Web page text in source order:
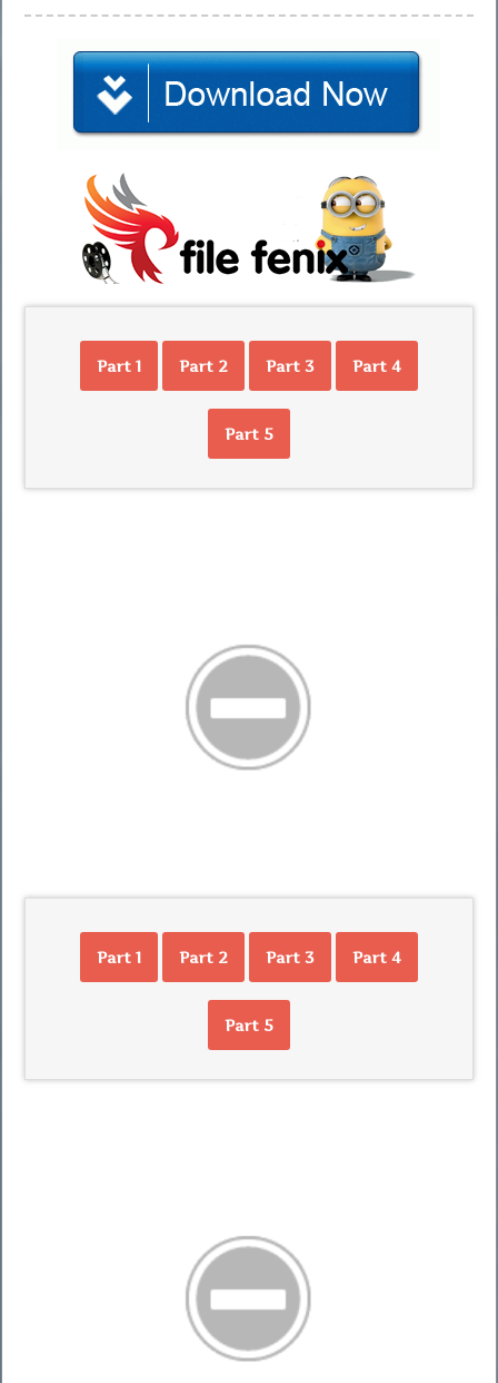
Part 1 Part 2 Part 3 Part 4
Part 5
Part 1 Part 2 Part 3 Part 4
Part 5